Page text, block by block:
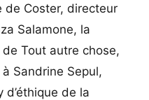
de Coster, directeur
Salamone, la
Tout autre chose,
Sandrine Sepul,
de la